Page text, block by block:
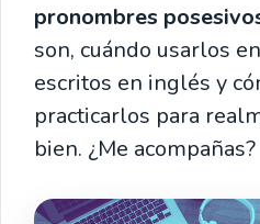
pronombres
son, cuándo usarlos
escritos en inglés y
practicarlos para
bien. ¿Me acompañas?